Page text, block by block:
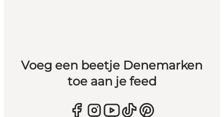
Voeg een beetje Denemarken
toe aan je feed